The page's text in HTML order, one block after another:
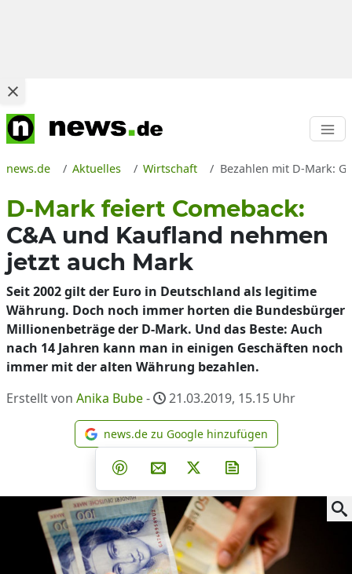
news.de Aktuelles Wirtschaft Bezahlen mit D-Mark:
D-Mark feiert Comeback:
C&A und Kaufland nehmen
jetzt auch Mark
Seit 2002 gilt der Euro in Deutschland als legitime
Währung. Doch noch immer horten die Bundesbürger
Millionenbeträge der D-Mark. Und das Beste: Auch
nach 14 Jahren kann man in einigen Geschäften noch
immer mit der alten Währung bezahlen.
Erstellt von Anika Bube- 21.03.2019, 15.15 Uhr
news.de zu Google
news.de zu Google hinzufügen
Teilen auf Facebook
Teilen auf Whatsapp
Teilen auf Telegram
Teilen auf Pinterest
Per E-Mail teilen
Post auf X